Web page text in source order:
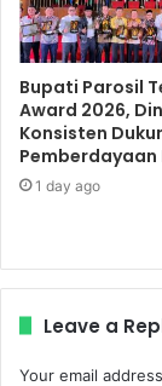
Bupati Parosil
Award 2026,
Konsisten
Pemberdayaan
1 day ago
Leave a
Your email